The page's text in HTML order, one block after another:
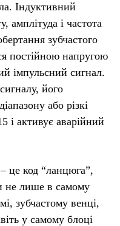
Індуктивний
амплітуда і частота
зубчастого
постійною напругою
імпульсний сигнал.
його
або різкі
і активує аварійний
це код “ланцюга”,
не лише в самому
зубчастому венці,
у самому блоці